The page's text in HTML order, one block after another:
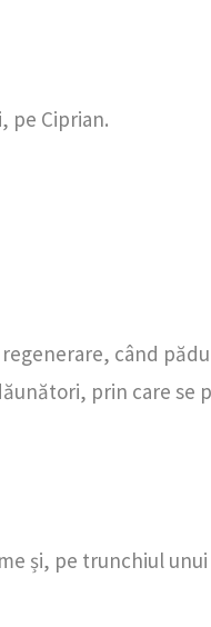
pe Ciprian.
când
prin care se
și, pe trunchiul